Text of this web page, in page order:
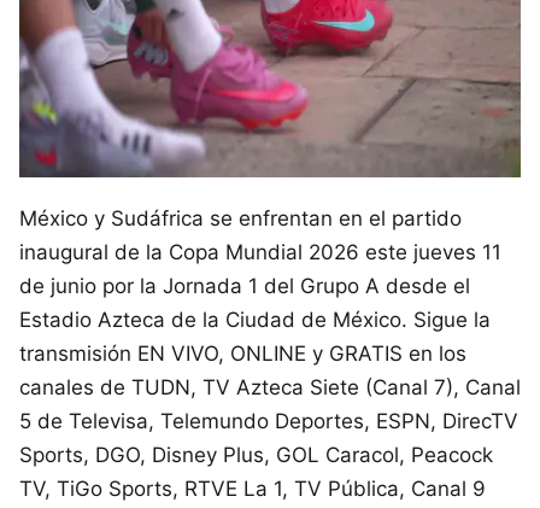
México y Sudáfrica se enfrentan en el partido
inaugural de la Copa Mundial 2026 este jueves 11
de junio por la Jornada 1 del Grupo A desde el
Estadio Azteca de la Ciudad de México. Sigue la
transmisión EN VIVO, ONLINE y GRATIS en los
canales de TUDN, TV Azteca Siete (Canal 7), Canal
5 de Televisa, Telemundo Deportes, ESPN, DirecTV
Sports, DGO, Disney Plus, GOL Caracol, Peacock
TV, TiGo Sports, RTVE La 1, TV Pública, Canal 9